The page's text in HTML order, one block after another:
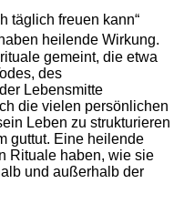
täglich freuen kann“
heilende Wirkung.
gemeint, die etwa
des
Lebensmitte
die vielen persönlichen
Leben zu strukturieren
guttut. Eine heilende
Rituale haben, wie sie
und außerhalb der